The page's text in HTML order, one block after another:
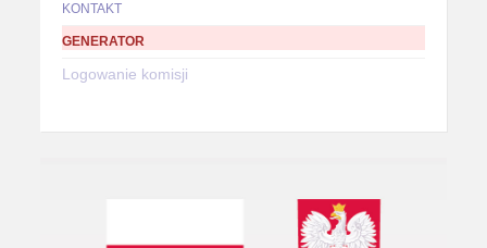
KONTAKT
GENERATOR
Logowanie komisji